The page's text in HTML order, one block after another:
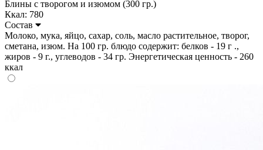
Блины с творогом и изюмом (300 гр.)
Ккал: 780
Состав
Молоко, мука, яйцо, сахар, соль, масло растительное, творог,
сметана, изюм. На 100 гр. блюдо содержит: белков - 19 г .,
жиров - 9 г., углеводов - 34 гр. Энергетическая ценность - 260
ккал